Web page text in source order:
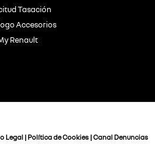
Tasación
Accesorios
Renault
Legal | Política de Cookies |Canal Denuncias